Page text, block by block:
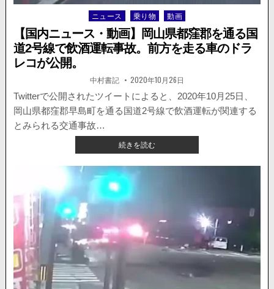
者
の
列
に
突
込
も、
ギ
ギ
リ
誰
に
け
が
Posted
in
ニュース 乗り物 動画
【国内ニュース・動画】岡山県都窪郡を通る国
道2号線で飲酒運転事故。前方を走る車のドラ
レコが公開。
著
者:
中村書記 掲
載
日：
2020年10月26日
Twitterで公開されたツイートによると、2020年10月25日、
岡山県都窪郡早島町を通る国道2号線で飲酒運転が関連する
とみられる交通事故…
続きを読む【国
内
ニ
画】
岡
山
県